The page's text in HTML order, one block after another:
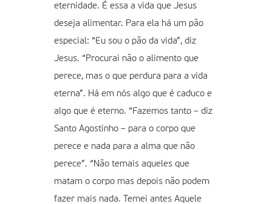
eternidade. É essa a vida que Jesus
deseja alimentar. Para ela há um pão
especial: “Eu sou o pão da vida”, diz
Jesus. “Procurai não o alimento que
perece, mas o que perdura para a vida
eterna”. Há em nós algo que é caduco e
algo que é eterno. “Fazemos tanto – diz
Santo Agostinho – para o corpo que
perece e nada para a alma que não
perece”. “Não temais aqueles que
matam o corpo mas depois não podem
fazer mais nada. Temei antes Aquele